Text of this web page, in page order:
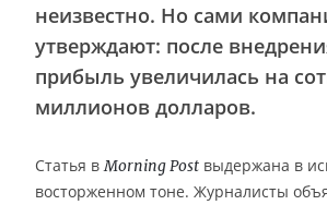
неизвестно. Но сами
утверждают: после
прибыль увеличилась на
миллионов долларов.
Статья вMorning Post выдержана в
восторженном тоне. Журналисты